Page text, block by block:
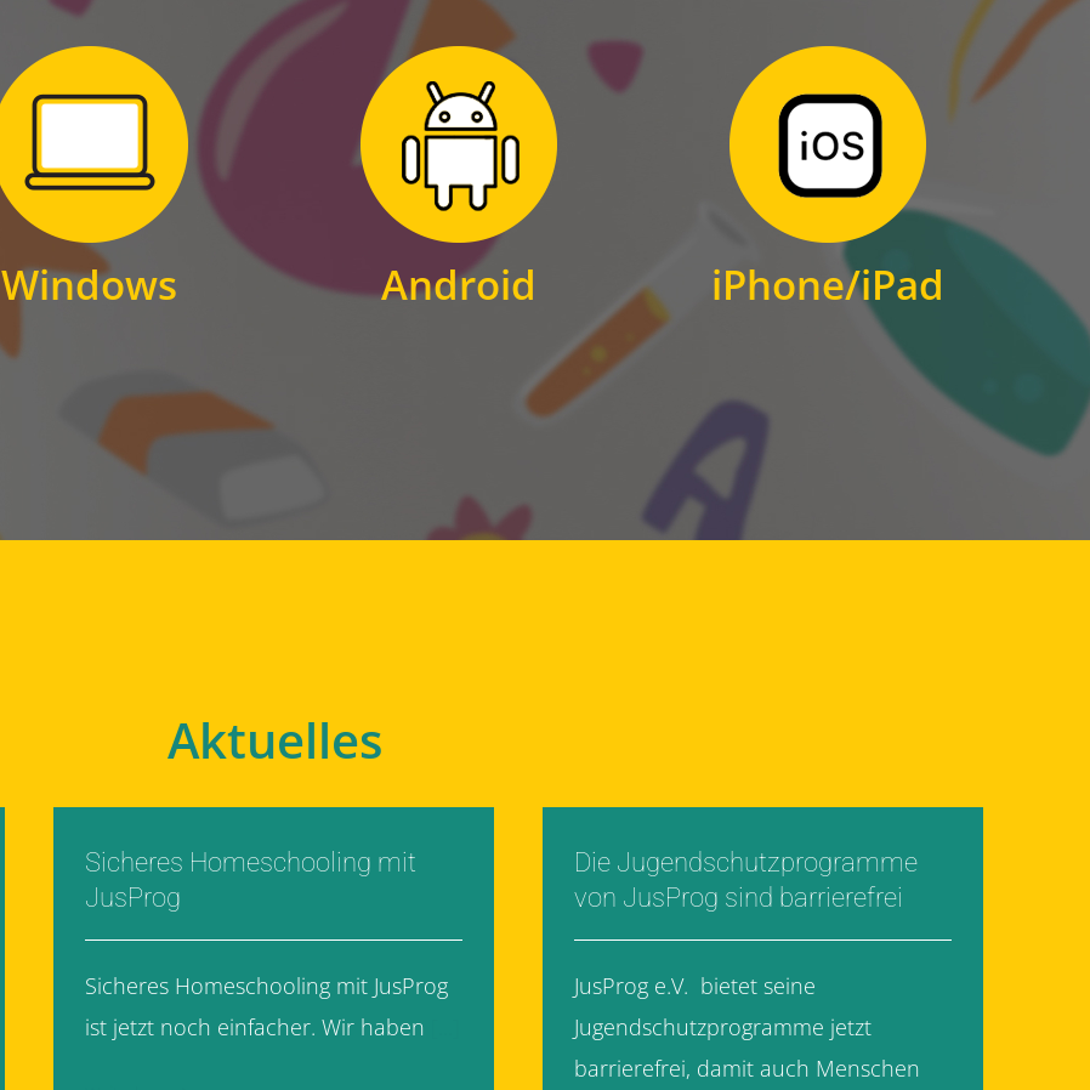
Windows
Zum Download
für Windows
Android
Zum Download
für Android
iPhone/iPad
Zum Download
für iPhone und iPad
Aktuelles
Sicheres Homeschooling mit
JusProg
Sicheres Homeschooling mit JusProg
ist jetzt noch einfacher. Wir haben
Die Jugendschutzprogramme
von JusProg sind barrierefrei
JusProg e.V. bietet seine
Jugendschutzprogramme jetzt
barrierefrei, damit auch Menschen